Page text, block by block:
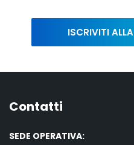
ISCRIVITI
Contatti
SEDE OPERATIVA: